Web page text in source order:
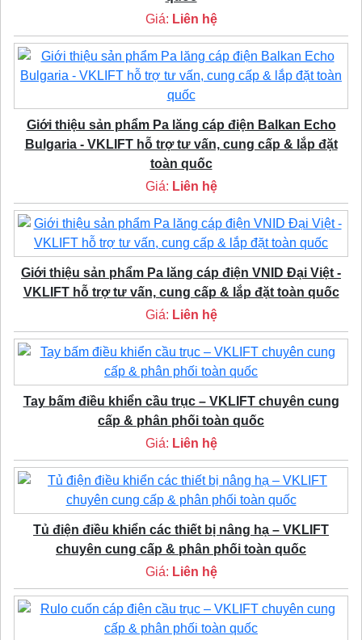
Giá: Liên hệ
Giới thiệu sản phẩm Pa lăng cáp điện Balkan Echo
Bulgaria - VKLIFT hỗ trợ tư vấn, cung cấp & lắp đặt
toàn quốc
Giá: Liên hệ
Giới thiệu sản phẩm Pa lăng cáp điện VNID Đại Việt -
VKLIFT hỗ trợ tư vấn, cung cấp & lắp đặt toàn quốc
Giá: Liên hệ
Tay bấm điều khiển cầu trục – VKLIFT chuyên cung
cấp & phân phối toàn quốc
Giá: Liên hệ
Tủ điện điều khiển các thiết bị nâng hạ – VKLIFT
chuyên cung cấp & phân phối toàn quốc
Giá: Liên hệ